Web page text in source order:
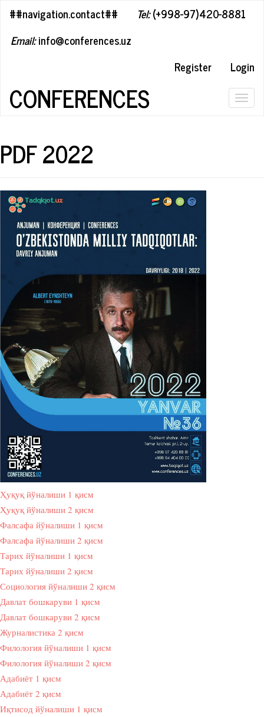
##plugins.themes.bootstrap3.accessible_menu.sidebar##
##navigation.contact## Tel:(+998-97)420-8881
Email:info@conferences.uz
Register
Login
CONFERENCES
PDF 2022
Ҳуқуқ йўналиши 1 қисм
Ҳуқуқ йўналиши 2 қисм
Фалсафа йўналиши 1 қисм
Фалсафа йўналиши 2 қисм
Тарих йўналиши 1 қисм
Тарих йўналиши 2 қисм
Социология йўналиши 2 қисм
Давлат бошкаруви 1 қисм
Давлат бошкаруви 2 қисм
Журналистика 2 қисм
Филология йўналиши 1 қисм
Филология йўналиши 2 қисм
Адабиёт 1 қисм
Адабиёт 2 қисм
Иқтисод йўналиши 1 қисм